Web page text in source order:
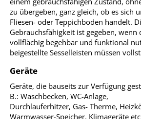
zu übergeben, ganz gleich, ob es sich
Fliesen- oder Teppichboden handelt.
Gebrauchsfähigkeit ist gegeben, wenn
vollflächig begehbar und funktional
beigestellte Sesselleisten müssen
Geräte
Geräte, die bauseits zur Verfügung
B.: Waschbecken, WC-Anlage,
Durchlauferhitzer, Gas- Therme,
Warmwasser-Speicher, Klimageräte